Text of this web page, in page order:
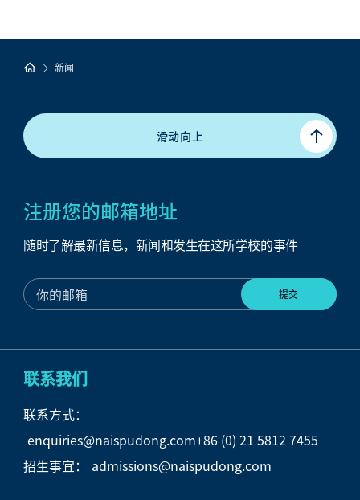
新闻
滑动向上
注册您的邮箱地址
随时了解最新信息，新闻和发生在这所学校的事件
联系我们
联系方式：
enquiries@naispudong.com+86 (0) 21 5812 7455
招生事宜：
admissions@naispudong.com